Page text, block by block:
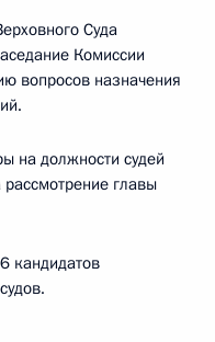
Суда
Комиссии
вопросов назначения
на должности судей
главы
кандидатов